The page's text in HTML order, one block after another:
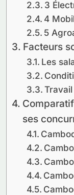
3
4
5
Facteurs
Les
ses